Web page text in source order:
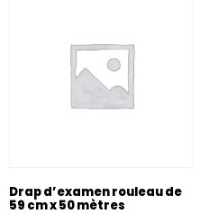
Drap d’examen rouleau de
59 cm x 50 mètres